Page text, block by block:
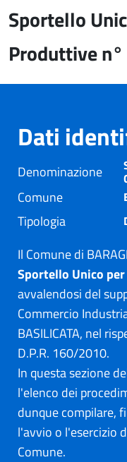
Sportello
Produttive
Dati
Denominazione
Comune
Tipologia
Il Comune di
Sportello Unico
avvalendosi del
Commercio
BASILICATA, nel
D.P.R. 160/2010.
In questa sezione
l'elenco dei
dunque compilare,
l'avvio o l'esercizio
Comune.